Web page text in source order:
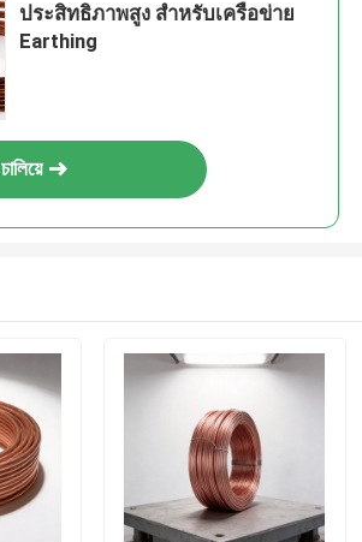
ประสิทธิภาพสูง สําหรับเครือข่าย
Earthing
চালিয়ে